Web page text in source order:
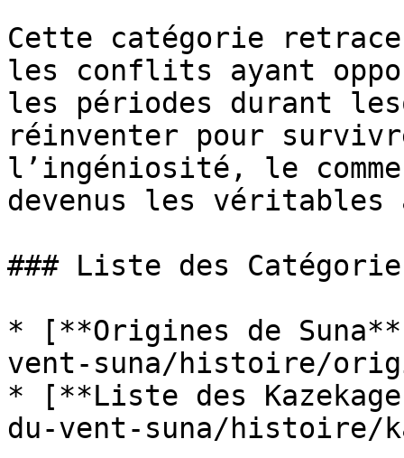
Cette catégorie
les conflits ayant
les périodes durant
réinventer pour
l’ingéniosité, le
devenus les véritables
### Liste des
* [**Origines de
vent-suna/histoire/
* [**Liste des